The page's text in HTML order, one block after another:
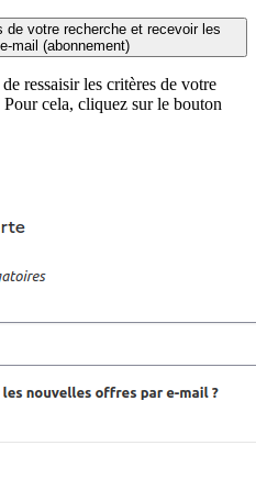
de votre recherche et recevoir les
mail (abonnement)
ressaisir les critères de votre
cela, cliquez sur le bouton